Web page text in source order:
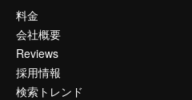
料金
会社概要
Reviews
採用情報
検索トレンド